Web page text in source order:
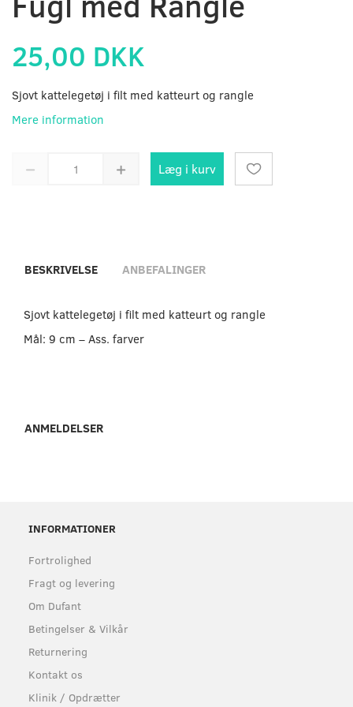
25,00 DKK
Sjovt kattelegetøj i filt med katteurt og rangle
Mere information
Læg i kurv
BESKRIVELSE ANBEFALINGER
Sjovt kattelegetøj i filt med katteurt og rangle
Mål: 9 cm – Ass. farver
ANMELDELSER
INFORMATIONER
Fortrolighed
Fragt og levering
Om Dufant
Betingelser & Vilkår
Returnering
Kontakt os
Klinik / Opdrætter